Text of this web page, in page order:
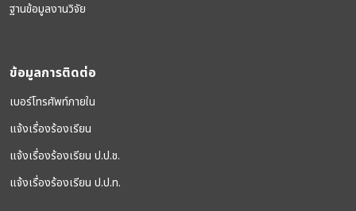
ฐานข้อมูลงานวิจัย
ข้อมูลการติดต่อ
เบอร์โทรศัพท์ภายใน
แจ้งเรื่องร้องเรียน
แจ้งเรื่องร้องเรียน ป.ป.ช.
แจ้งเรื่องร้องเรียน ป.ป.ท.